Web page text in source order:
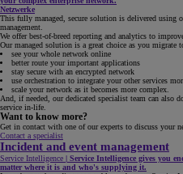
Netzwerke
This fully managed, secure solution is delivered using
management.
We offer best-of-breed reporting and analytics to
Our managed solution is a great choice as you migrate
see your whole network online
better route your important applications
stay secure with an encrypted network
use orchestration to integrate your other services
scale your network as it becomes more complex.
And, if needed, our dedicated specialist team can also
service in-life.
Want to know more?
Get in contact with one of our experts to discuss your
Contact a specialist
Incident and event management
Service Intelligence | Service Intelligence gives you
matter where it is and who's supplying it.